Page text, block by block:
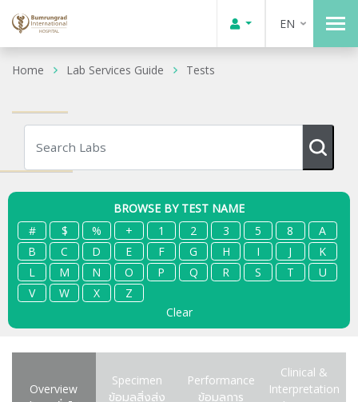
EN
Home Lab Services Guide Tests
BROWSE BY TEST NAME
#
$ % + 1 2 3 5 8
A
B
C D E F G H I J
K
L
M N O P Q R S T
U
V
W X
Z
Clear
Overview
Specimen
ข้อมูลสิ่งส่ง
Performance
ข้อมูลการ
Clinical &
Interpretation